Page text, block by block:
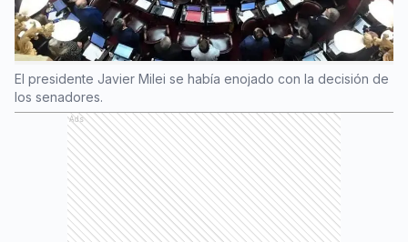
El presidente Javier Milei se había enojado con la decisión de
los senadores.
Ads